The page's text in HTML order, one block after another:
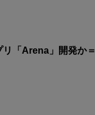
リ「Arena」開発か＝